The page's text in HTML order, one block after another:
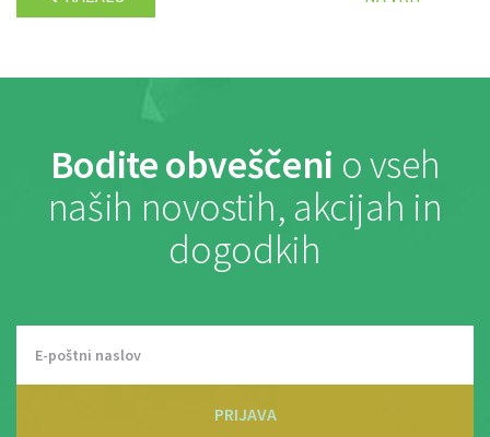
Bodite obveščeni o vseh
naših novostih, akcijah in
dogodkih
PRIJAVA